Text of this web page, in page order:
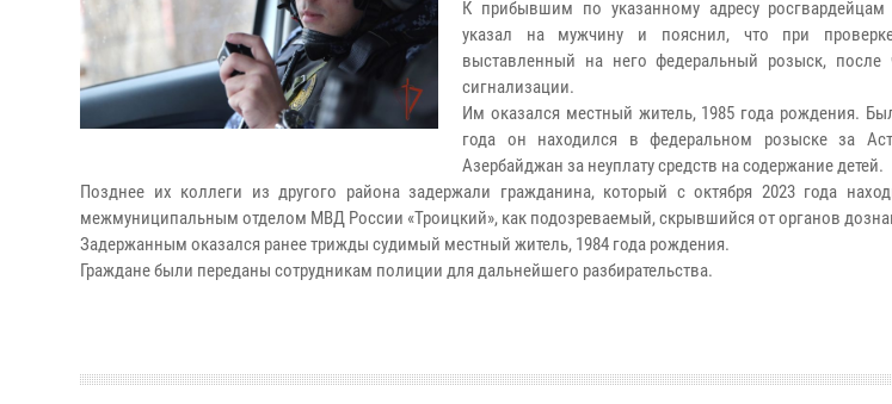
К прибывшим по указанному адресу росгвардейцам
указал на мужчину и пояснил, что при
выставленный на него федеральный розыск,
сигнализации.
Им оказался местный житель, 1985 года рождения.
года он находился в федеральном розыске за
Азербайджан за неуплату средств на содержание детей.
Позднее их коллеги из другого района задержали гражданина, который с октября 2023 года
межмуниципальным отделом МВД России «Троицкий», как подозреваемый, скрывшийся от органов
Задержанным оказался ранее трижды судимый местный житель, 1984 года рождения.
Граждане были переданы сотрудникам полиции для дальнейшего разбирательства.